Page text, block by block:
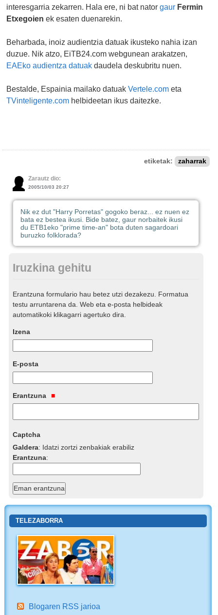
interesgarria zekarren. Hala ere, ni bat natorgaur Fermin
Etxegoienek esaten duenarekin.
Beharbada, inoiz audientzia datuak ikusteko nahia izan
duzue. Nik atzo, EiTB24.com webgunean arakatzen,
EAEko audientza datuakdaudela deskubritu nuen.
Bestalde, Espainia mailako datuakVertele.cometa
TVinteligente.com helbideetan ikus daitezke.
etiketak: zaharrak
Zarautz dio:
2005/10/03 20:27
Nik ez dut "Harry Porretas" gogoko beraz... ez nuen ez
bata ez bestea ikusi. Bide batez, gaur norbaitek ikusi
du ETB1eko "prime time-an" bota duten sagardoari
buruzko folklorada?
Iruzkina gehitu
Erantzuna formulario hau betez utzi dezakezu. Formatua
testu arruntarena da. Web eta e-posta helbideak
automatikoki klikagarri agertuko dira.
Izena
E-posta
Erantzuna
Captcha
Galdera: Idatzi zortzi zenbakiak erabiliz
Erantzuna:
TELEZABORRA
Blogaren RSS jarioa